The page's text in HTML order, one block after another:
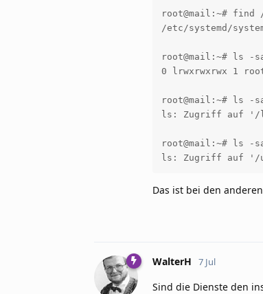
root@mail:~# find
/etc/systemd/
root@mail:~# ls -
0 lrwxrwxrwx 1
root@mail:~# ls -
ls: Zugriff auf '/
root@mail:~# ls -
Das ist bei den
WalterH 7 Jul
Sind die Dienste den